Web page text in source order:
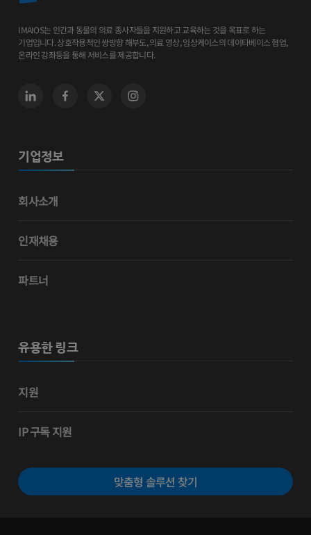
IMAIOS는 인간과 동물의 의료 종사자들을 지원하고 교육하는 것을 목표로 하는
기업입니다. 상호작용적인 쌍방향 해부도, 의료 영상, 임상케이스의 데이타베이스 협업,
온라인 강좌등을 통해 서비스를 제공합니다.
기업정보
회사소개
인재채용
파트너
유용한 링크
지원
IP 구독 지원
맞춤형 솔루션 찾기